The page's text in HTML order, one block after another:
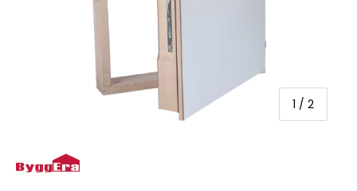
1 / av
2